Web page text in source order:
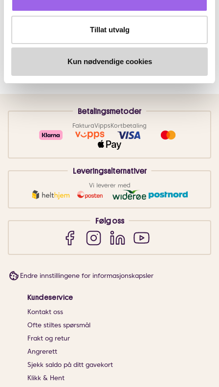
Tillat utvalg
Kun nødvendige cookies
Betalingsmetoder
FakturaVippsKortbetaling
Leveringsalternativer
Vi leverer med
Følg oss
Endre innstillingene for informasjonskapsler
Kundeservice
Kontakt oss
Ofte stiltes spørsmål
Frakt og retur
Angrerett
Sjekk saldo på ditt gavekort
Klikk & Hent